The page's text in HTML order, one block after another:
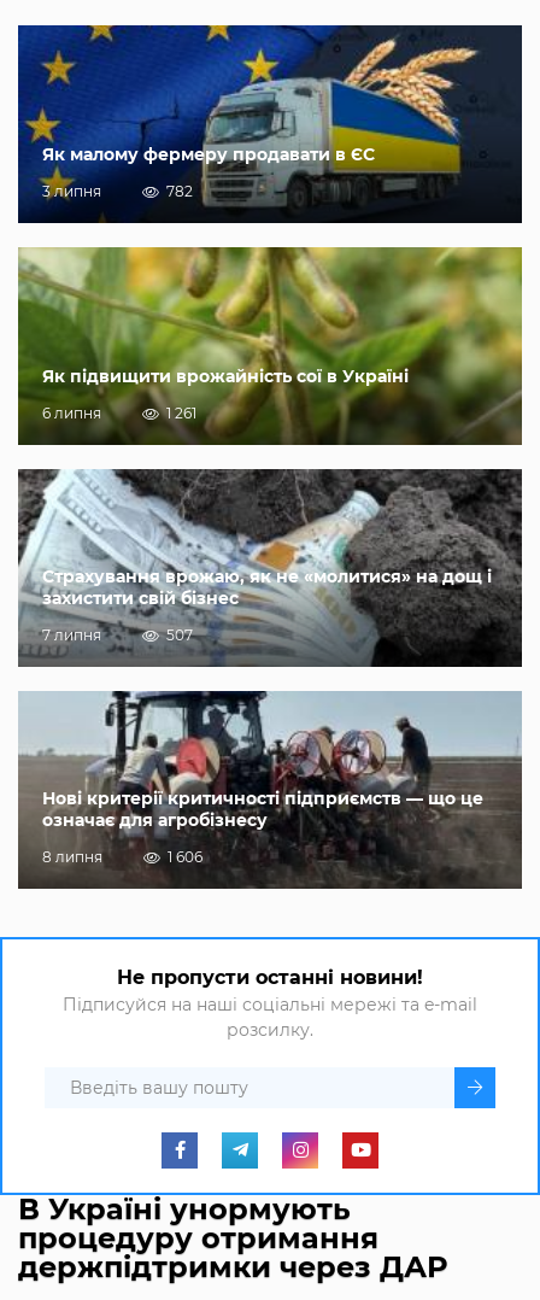
Як малому фермеру продавати в ЄС
3 липня 782
Як підвищити врожайність сої в Україні
6 липня 1 261
Страхування врожаю, як не «молитися» на дощ і
захистити свій бізнес
7 липня 507
Нові критерії критичності підприємств — що це
означає для агробізнесу
8 липня 1 606
Не пропусти останні новини!
Підписуйся на наші соціальні мережі та e-mail
розсилку.
В Україні унормують
процедуру отримання
держпідтримки через ДАР